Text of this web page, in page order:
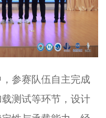
参赛队伍自主完成
测试等环节，设计